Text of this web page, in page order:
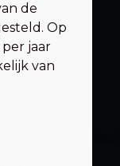
de
Op
jaar
van